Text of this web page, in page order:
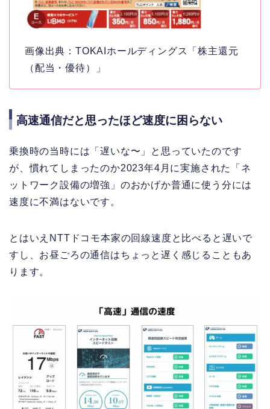
画像出典：TOKAIホールディングス「株主還元
（配当・優待）」
高速通信だと思ったほど速度に困らない
乗換時の当時には「遅いな〜」と思っていたのです
が、慣れてしまったのか2023年4月に実施された「ネ
ットワーク設備の増強」のおかげか普通に使う分には
速度に不満はないです。
とはいえNTTドコモ本家の回線速度と比べると遅いで
すし、お昼ごろの通信はちょっと遅く感じることもあ
ります。